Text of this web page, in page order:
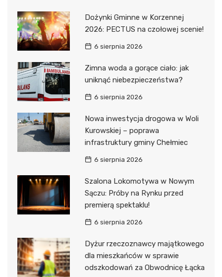
Dożynki Gminne w Korzennej
2026: PECTUS na czołowej scenie!
6 sierpnia 2026
Zimna woda a gorące ciało: jak
uniknąć niebezpieczeństwa?
6 sierpnia 2026
Nowa inwestycja drogowa w Woli
Kurowskiej – poprawa
infrastruktury gminy Chełmiec
6 sierpnia 2026
Szalona Lokomotywa w Nowym
Sączu: Próby na Rynku przed
premierą spektaklu!
6 sierpnia 2026
Dyżur rzeczoznawcy majątkowego
dla mieszkańców w sprawie
odszkodowań za Obwodnicę Łącka